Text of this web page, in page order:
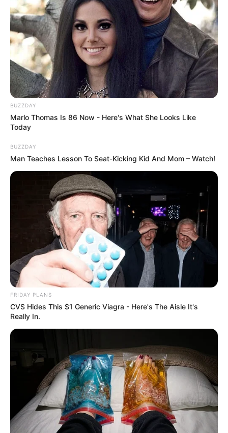
BUZZDAY
Marlo Thomas Is 86 Now - Here's What She Looks Like
Today
BUZZDAY
Man Teaches Lesson To Seat-Kicking Kid And Mom – Watch!
FRIDAY PLANS
CVS Hides This $1 Generic Viagra - Here's The Aisle It's
Really In.